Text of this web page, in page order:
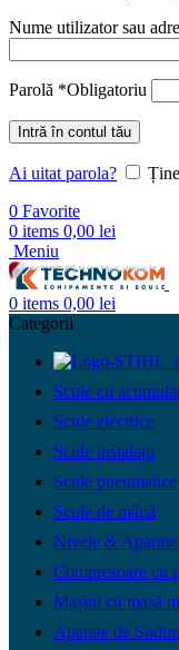
Nume utilizator sau
Parolă *Obligatoriu
Intră în contul tău
Ai uitat parola?
0 Favorite
0 items 0,00 lei
Meniu
0 items 0,00 lei
Categorii
Scule cu
Scule electrice
Scule instalații
Scule pneumatice
Scule de mână
Nivele &
Compresoare cu
Mașini cu masă
Aparate de